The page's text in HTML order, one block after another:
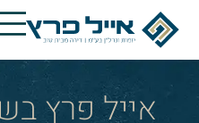
אייל פרץ